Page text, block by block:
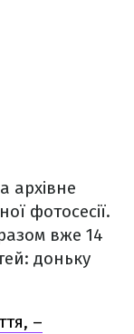
архівне
фотосесії.
вже 14
доньку
–